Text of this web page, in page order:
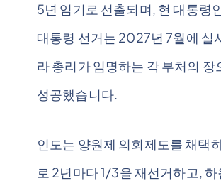
5년 임기로 선출되며, 현 대통령
대통령 선거는 2027년 7월에 실
라 총리가 임명하는 각 부처의
성공했습니다.
인도는 양원제 의회제도를 채택
로 2년마다 1/3을 재선거하고,